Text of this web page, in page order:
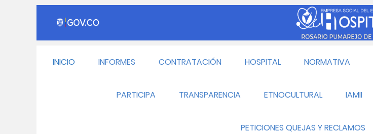
INICIO INFORMES CONTRATACIÓN HOSPITAL NORMATIVA
PARTICIPA TRANSPARENCIA ETNOCULTURAL IAMII
PETICIONES QUEJAS Y RECLAMOS